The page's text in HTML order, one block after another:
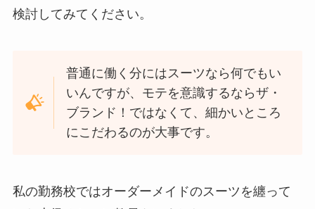
検討してみてください。
普通に働く分にはスーツなら何でもい
いんですが、モテを意識するならザ・
ブランド！ではなくて、細かいところ
にこだわるのが大事です。
私の勤務校ではオーダーメイドのスーツを纏って